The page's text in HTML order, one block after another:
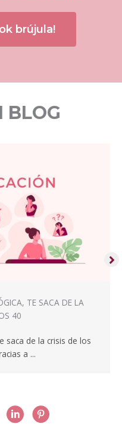
brújula!
BLOG
TE SACA DE LA
40
saca de la crisis de los
a ...